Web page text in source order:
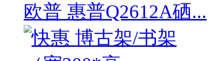
欧普 惠普Q2612A硒...